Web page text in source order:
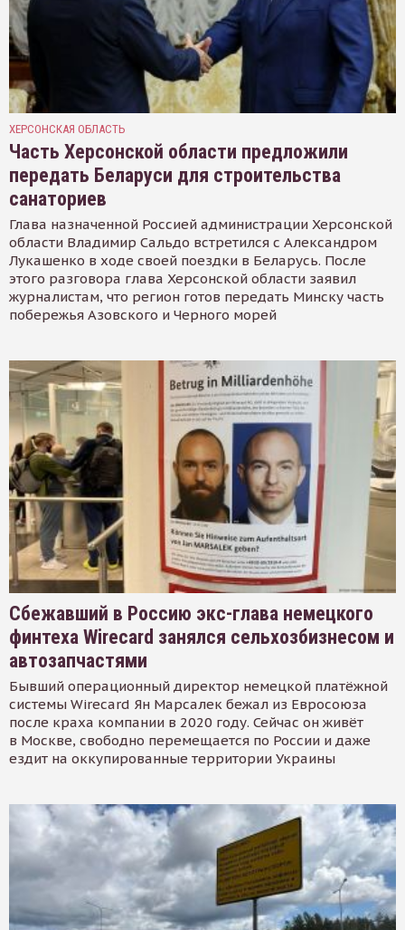
ХЕРСОНСКАЯ ОБЛАСТЬ
Часть Херсонской области предложили
передать Беларуси для строительства
санаториев
Глава назначенной Россией администрации Херсонской
области Владимир Сальдо встретился с Александром
Лукашенко в ходе своей поездки в Беларусь. После
этого разговора глава Херсонской области заявил
журналистам, что регион готов передать Минску часть
побережья Азовского и Черного морей
Сбежавший в Россию экс-глава немецкого
финтеха Wirecard занялся сельхозбизнесом и
автозапчастями
Бывший операционный директор немецкой платёжной
системы Wirecard Ян Марсалек бежал из Евросоюза
после краха компании в 2020 году. Сейчас он живёт
в Москве, свободно перемещается по России и даже
ездит на оккупированные территории Украины